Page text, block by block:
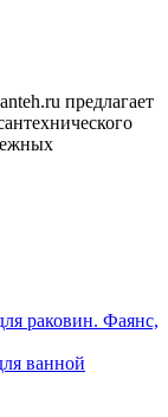
предлагает
раковин. Фаянс,
ванной